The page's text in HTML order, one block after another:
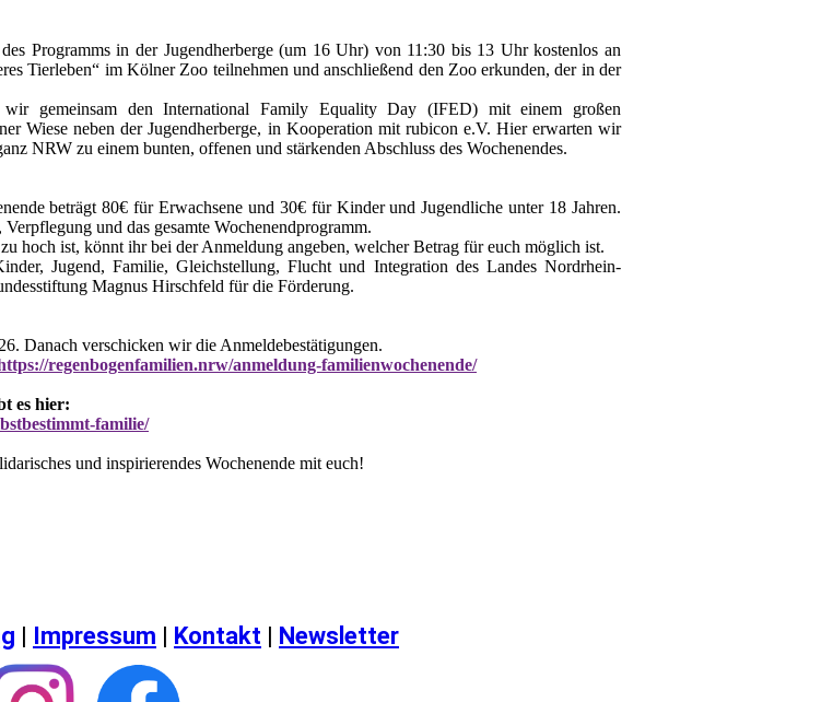
Programms in der Jugendherberge (um 16 Uhr) von 11:30 bis 13 Uhr kostenlos an
Tierleben“ im Kölner Zoo teilnehmen und anschließend den Zoo erkunden, der in der
gemeinsam den International Family Equality Day (IFED) mit einem großen
Wiese neben der Jugendherberge, in Kooperation mit rubicon e.V. Hier erwarten wir
NRW zu einem bunten, offenen und stärkenden Abschluss des Wochenendes.
beträgt 80€ für Erwachsene und 30€ für Kinder und Jugendliche unter 18 Jahren.
und das gesamte Wochenendprogramm.
hoch ist, könnt ihr bei der Anmeldung angeben, welcher Betrag für euch möglich ist.
Jugend, Familie, Gleichstellung, Flucht und Integration des Landes Nordrhein-
Magnus Hirschfeld für die Förderung.
Danach verschicken wir die Anmeldebestätigungen.
regenbogenfamilien.nrw/anmeldung-familienwochenende/
es hier:
familie/
und inspirierendes Wochenende mit euch!
| Impressum | Kontakt | Newsletter